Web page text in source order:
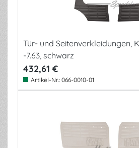
Tür- und Seitenverkleidungen,
-7.63, schwarz
432,61 €
Artikel-Nr.: 066-0010-01